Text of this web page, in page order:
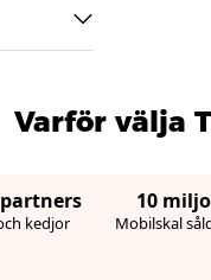
Varför välja
kedjor
10
Mobilskal